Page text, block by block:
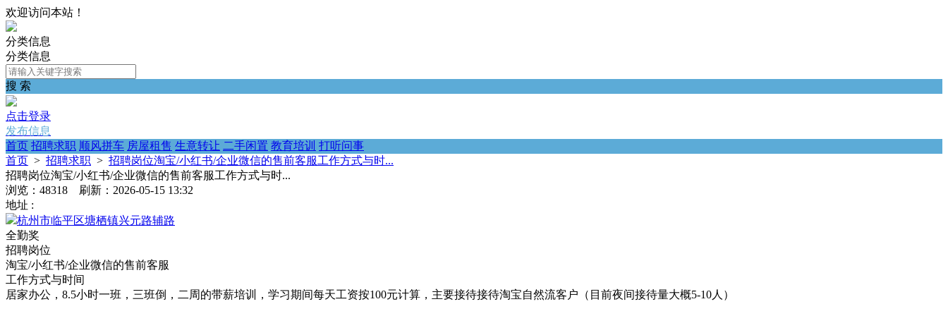
欢迎访问本站！
分类信息
分类信息
搜 索
点击登录
发布信息
首页 招聘求职 顺风拼车 房屋租售 生意转让 二手闲置 教育培训 打听问事
首页 > 招聘求职 > 招聘岗位淘宝/小红书/企业微信的售前客服工作方式与时...
招聘岗位淘宝/小红书/企业微信的售前客服工作方式与时...
浏览：48318 刷新：2026-05-15 13:32
地址 :
杭州市临平区塘栖镇兴元路辅路
全勤奖
招聘岗位
淘宝/小红书/企业微信的售前客服
工作方式与时间
居家办公，8.5小时一班，三班倒，二周的带薪培训，学习期间每天工资按100元计算，主要接待接待淘宝自然流客户（目前夜间接待量大概5-10人）